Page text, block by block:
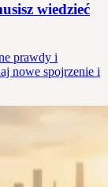
wiedzieć
prawdy i
nowe spojrzenie i